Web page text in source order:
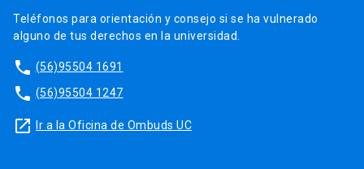
Teléfonos para orientación y consejo si se ha vulnerado
alguno de tus derechos en la universidad.
phone (56)95504 1691
phone (56)95504 1247
launch Ir a la Oficina de Ombuds UC